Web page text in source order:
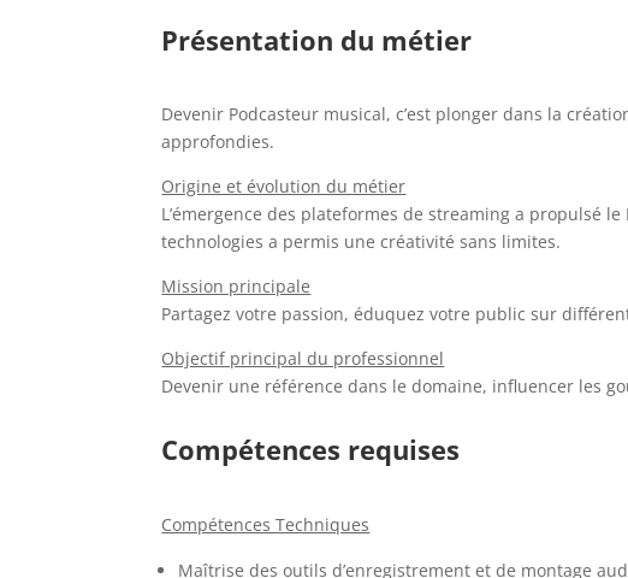
Présentation du métier
Devenir Podcasteur musical, c’est plonger dans la
approfondies.
Origine et évolution du métier
L’émergence des plateformes de streaming a propulsé
technologies a permis une créativité sans limites.
Mission principale
Partagez votre passion, éduquez votre public sur
Objectif principal du professionnel
Devenir une référence dans le domaine, influencer les
Compétences requises
Compétences Techniques
Maîtrise des outils d’enregistrement et de montage